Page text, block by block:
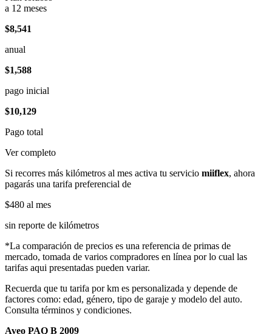
a 12 meses
$8,541
anual
$1,588
pago inicial
$10,129
Pago total
Ver completo
Si recorres más kilómetros al mes activa tu servicio miiflex, ahora
pagarás una tarifa preferencial de
$480 al mes
sin reporte de kilómetros
*La comparación de precios es una referencia de primas de
mercado, tomada de varios compradores en línea por lo cual las
tarifas aqui presentadas pueden variar.
Recuerda que tu tarifa por km es personalizada y depende de
factores como: edad, género, tipo de garaje y modelo del auto.
Consulta términos y condiciones.
Aveo PAQ B 2009